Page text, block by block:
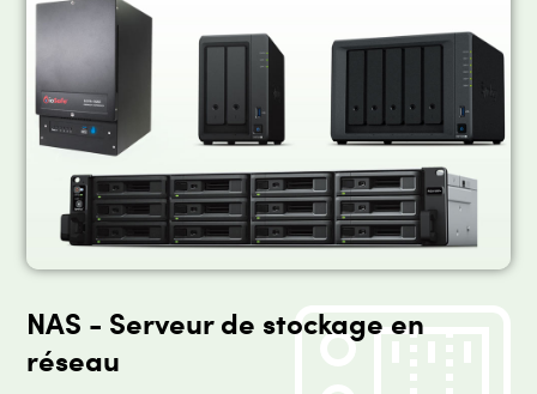
NAS - Serveur de stockage en
réseau